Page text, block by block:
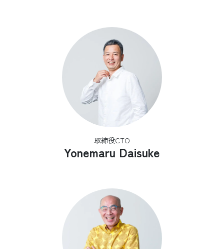
取締役CTO
Yonemaru Daisuke